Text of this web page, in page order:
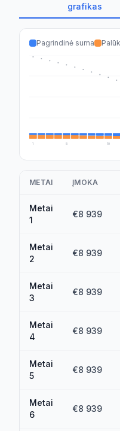
grafikas
Pagrindinė suma
1 5 10
METAI ĮMOKA
Metai
1
€8 939
Metai
2
€8 939
Metai
3
€8 939
Metai
4
€8 939
Metai
5
€8 939
Metai
6
€8 939